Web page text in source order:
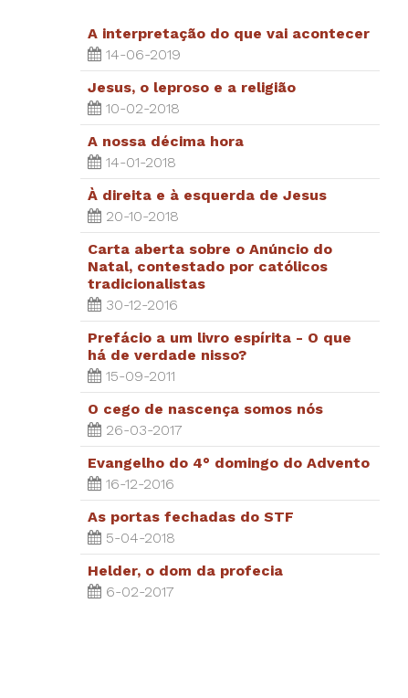
A interpretação do que vai acontecer
14-06-2019
Jesus, o leproso e a religião
10-02-2018
A nossa décima hora
14-01-2018
À direita e à esquerda de Jesus
20-10-2018
Carta aberta sobre o Anúncio do
Natal, contestado por católicos
tradicionalistas
30-12-2016
Prefácio a um livro espírita - O que
há de verdade nisso?
15-09-2011
O cego de nascença somos nós
26-03-2017
Evangelho do 4° domingo do Advento
16-12-2016
As portas fechadas do STF
5-04-2018
Helder, o dom da profecia
6-02-2017